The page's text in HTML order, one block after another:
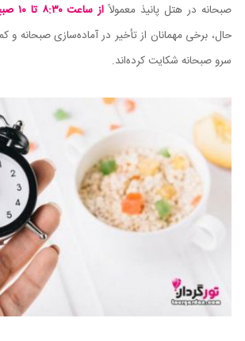
صبحانه در هتل پانیذ معمولاً از ساعت ۸:۳۰ تا ۱۰ صبح
حال، برخی مهمانان از تأخیر در آماده‌سازی صبحانه و
سرو صبحانه شکایت کرده‌اند.